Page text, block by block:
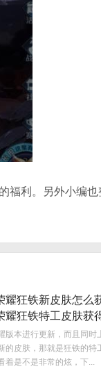
福利。另外小编也
耀狂铁新皮肤怎么
耀狂铁特工皮肤获
版本进行更新，而且同时
的皮肤，那就是狂铁的特
着是不是非常的炫，下...